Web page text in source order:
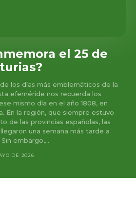
el 25 de
los días más emblemáticos de la
efeméride nos recuerda los
mismo día en el año 1808, en
En la región, que siempre estuvo
de las provincias españolas, las
una semana más tarde a
embargo,...
DE 2026